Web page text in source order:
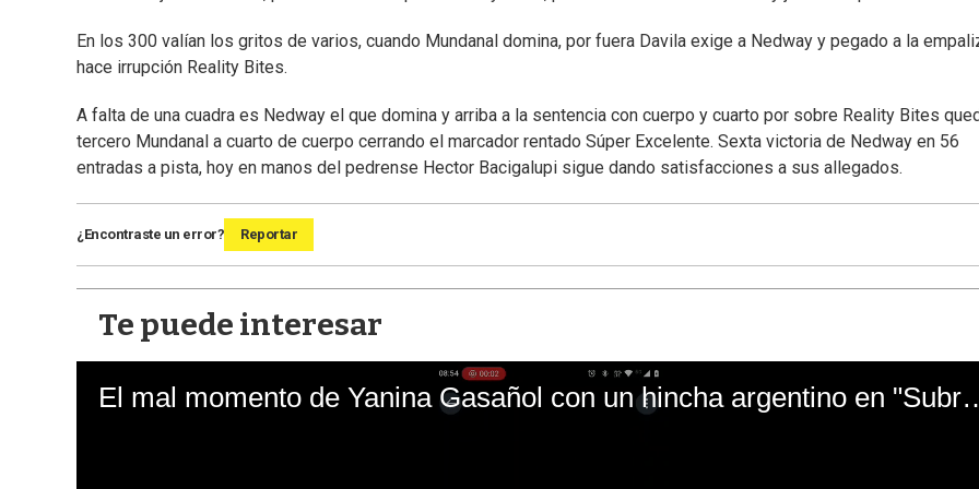
En los 300 valían los gritos de varios, cuando Mundanal domina, por fuera Davila exige a Nedway y pegado a la
hace irrupción Reality Bites.
A falta de una cuadra es Nedway el que domina y arriba a la sentencia con cuerpo y cuarto por sobre Reality Bites
tercero Mundanal a cuarto de cuerpo cerrando el marcador rentado Súper Excelente. Sexta victoria de Nedway en 56
entradas a pista, hoy en manos del pedrense Hector Bacigalupi sigue dando satisfacciones a sus allegados.
¿Encontraste un error? Reportar
Te puede interesar
El mal momento de Yanina